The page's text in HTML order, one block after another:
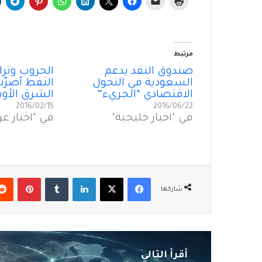
مرتبط
صندوق النقد يدعم
السعودية في التحول
الاقتصادي “الجريء”
2016/06/22
في "أخبار خليجية"
الحروب
النفط
الشرق
2016/02/15
في "أخبار
شاركها
فيسبوك‫X لينكدإن
أقرأ التالي